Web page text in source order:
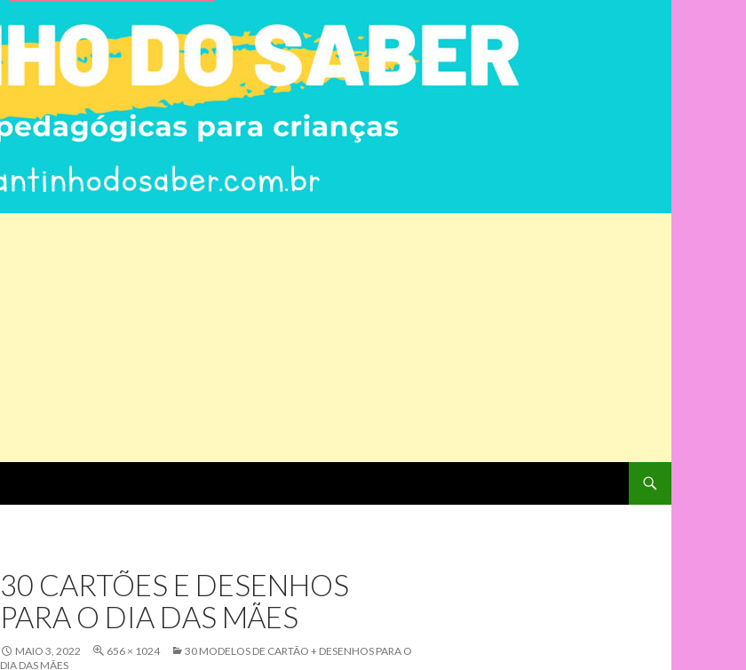
30 CARTÕES E DESENHOS
PARA O DIA DAS MÃES
MAIO 3, 2022 656 × 1024
30 MODELOS DE CARTÃO + DESENHOS PARA O
DIA DAS MÃES